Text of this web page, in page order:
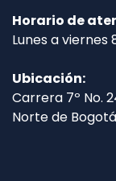
Horario de
Lunes a viernes
Ubicación:
Carrera 7º No.
Norte de